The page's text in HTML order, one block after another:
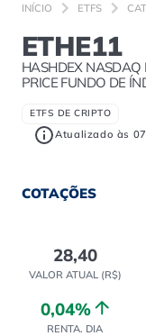
INÍCIO ETFS
ETHE11
HASHDEX NASDAQ
PRICE FUNDO DE
ETFS DE CRIPTO
Atualizado às
COTAÇÕES
28,40
VALOR ATUAL (R$)
0,04%
RENTA. DIA